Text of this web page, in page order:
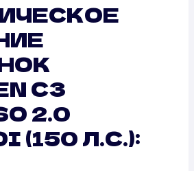
C3
2.0
(150 Л.С.):